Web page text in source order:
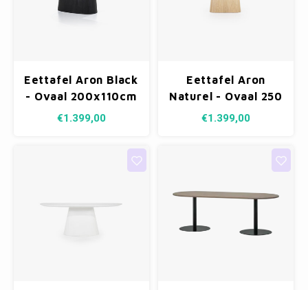
Eettafel Aron Black
- Ovaal 200x110cm
€1.399,00
Eettafel Aron
Naturel - Ovaal 250
x 210
€1.399,00